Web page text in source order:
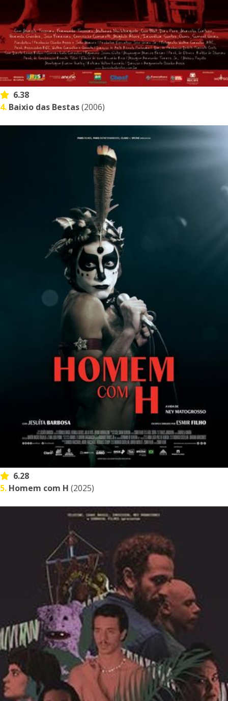
6.38
4. Baixio das Bestas(2006)
6.28
5. Homem com H (2025)